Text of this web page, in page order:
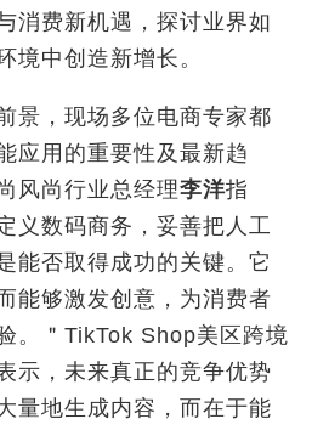
消费新机遇，探讨业界如
境中创造新增长。
景，现场多位电商专家都
应用的重要性及最新趋
风尚行业总经理李洋指
义数码商务，妥善把人工
能否取得成功的关键。它
能够激发创意，为消费者
。＂TikTok Shop美区跨境
示，未来真正的竞争优势
量地生成内容，而在于能